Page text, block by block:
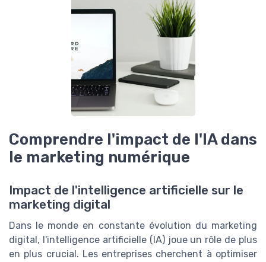
Comprendre l'impact de l'IA dans
le marketing numérique
Impact de l'intelligence artificielle sur le
marketing digital
Dans le monde en constante évolution du marketing
digital, l'intelligence artificielle (IA) joue un rôle de plus
en plus crucial. Les entreprises cherchent à optimiser